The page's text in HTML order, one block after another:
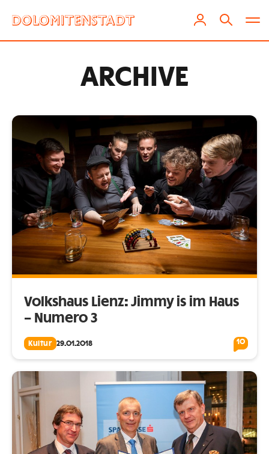
ARCHIVE
Volkshaus Lienz: Jimmy is im Haus
– Numero 3
Kultur 29.01.2018 10